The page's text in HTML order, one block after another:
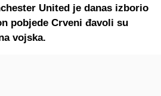
United je danas izborio
pobjede Crveni đavoli su
vojska.